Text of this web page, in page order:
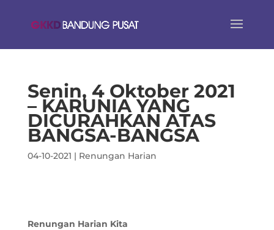
Senin, 4 Oktober 2021
– KARUNIA YANG
DICURAHKAN ATAS
BANGSA-BANGSA
04-10-2021 | Renungan Harian
Renungan Harian Kita